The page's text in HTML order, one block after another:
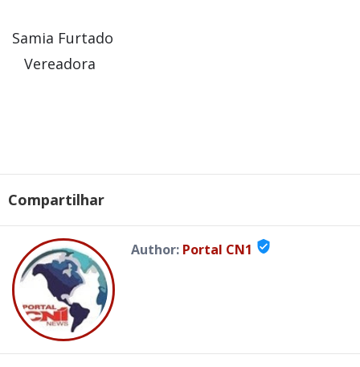
Samia Furtado
Vereadora
Compartilhar
Author: Portal CN1 verified_user